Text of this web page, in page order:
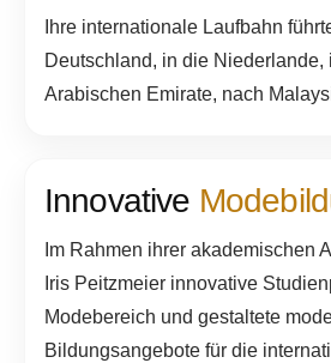
Ihre internationale Laufbahn
Deutschland, in die Niederlande,
Arabischen Emirate, nach
Innovative
Im Rahmen ihrer akademischen
Iris Peitzmeier innovative
Modebereich und gestaltete
Bildungsangebote für die